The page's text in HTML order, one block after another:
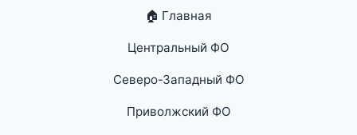
🏠 Главная
Центральный ФО
Северо-Западный ФО
Приволжский ФО